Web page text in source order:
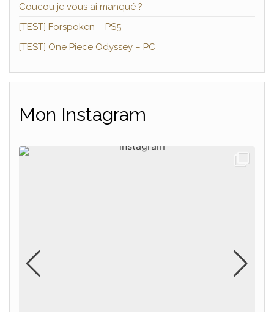
Coucou je vous ai manqué ?
[TEST] Forspoken – PS5
[TEST] One Piece Odyssey – PC
Mon Instagram